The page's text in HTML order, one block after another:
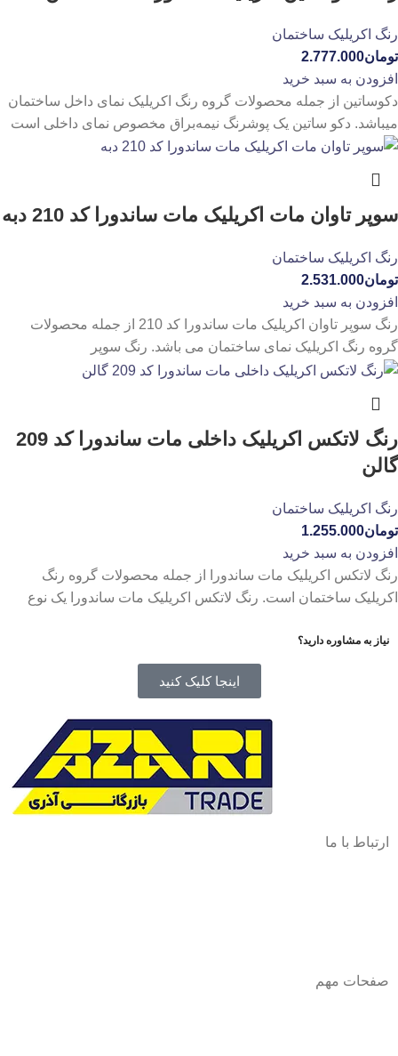
رنگ اکریلیک ساختمان
تومان2.777.000
افزودن به سبد خرید
دکوساتین از جمله محصولات گروه رنگ اکریلیک نمای داخل ساختمان
میباشد. دکو ساتین یک پوشرنگ نیمه‌براق مخصوص نمای داخلی است
سوپر تاوان مات اکریلیک مات ساندورا کد 210 دبه
رنگ اکریلیک ساختمان
تومان2.531.000
افزودن به سبد خرید
رنگ سوپر تاوان اکریلیک مات ساندورا کد 210 از جمله محصولات
گروه رنگ اکریلیک نمای ساختمان می باشد. رنگ سوپر
رنگ لاتکس اکریلیک داخلی مات ساندورا کد 209
گالن
رنگ اکریلیک ساختمان
تومان1.255.000
افزودن به سبد خرید
رنگ لاتکس اکریلیک مات ساندورا از جمله محصولات گروه رنگ
اکریلیک ساختمان است. رنگ لاتکس اکریلیک مات ساندورا یک نوع
نیاز به مشاوره دارید؟
اینجا کلیک کنید
ارتباط با ما
صفحات مهم